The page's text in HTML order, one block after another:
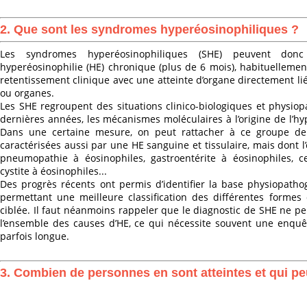
2. Que sont les syndromes hyperéosinophiliques ?
Les syndromes hyperéosinophiliques (SHE) peuvent
hyperéosinophilie (HE) chronique (plus de 6 mois),
retentissement clinique avec une atteinte d’organe directement
ou organes.
Les SHE regroupent des situations clinico-biologiques et
dernières années, les mécanismes moléculaires à l’origine de
Dans une certaine mesure, on peut rattacher à ce groupe
caractérisées aussi par une HE sanguine et tissulaire, mais dont
pneumopathie à éosinophiles, gastroentérite à éosinophiles,
cystite à éosinophiles...
Des progrès récents ont permis d’identifier la base
permettant une meilleure classification des différentes
ciblée. Il faut néanmoins rappeler que le diagnostic de SHE ne
l’ensemble des causes d’HE, ce qui nécessite souvent une
parfois longue.
3. Combien de personnes en sont atteintes et qui